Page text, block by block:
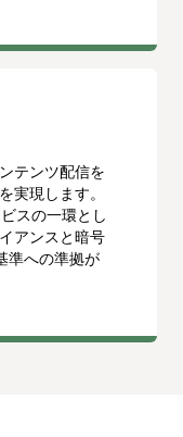
テンツ配信を
実現します。
スの一環とし
アンスと暗号
準への準拠が